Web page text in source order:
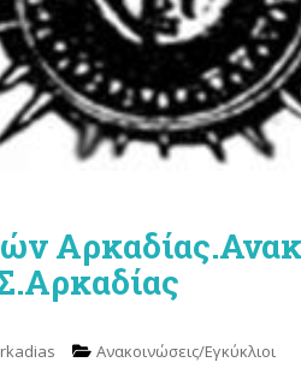
Ανακοινώσεις/Εγκύκλιοι